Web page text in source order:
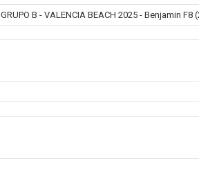
GRUPO B - VALENCIA BEACH 2025 - Benjamin F8